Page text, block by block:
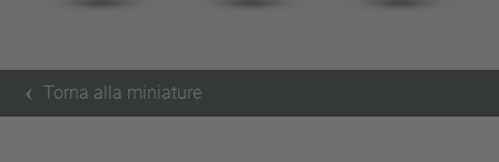
Torna alla miniature